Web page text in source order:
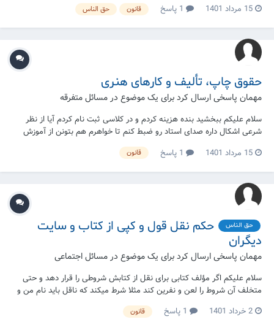
15 مرداد 1401
قانون حق الناس
حقوق چاپ، تألیف و کارهای هنری
مهمان پاسخی ارسال کرد برای یک موضوع در مسائل متفرقه
سلام علیکم ببخشید بنده هزینه کردم و در کلاسی ثبت نام کردم آیا از نظر
شرعی اشکال داره صدای استاد رو ضبط کنم تا خواهرم هم بتونن از آموزش
استفاده کنند ؟ اگر بله … آیا خودمم آموخته هامو یاد‌بدم مشکلی داره ؟
15 مرداد 1401 قانون
حق الناس
حکم نقل قول و کپی از کتاب و سایت
دیگران
مهمان پاسخی ارسال کرد برای یک موضوع در مسائل اجتماعی
سلام علیکم اگر مؤلف کتابی برای نقل از کتابش شروطی را قرار دهد و حتی
متخلف آن شروط را لعن و نفرین کند مثلا شرط میکند که ناقل باید نام من و
کتابم را هنگام نقل حتما باید ذکر کند ، و یا به همانگونه که نقل نموده ام نقل
کند نه با کم و زیاد و یا بگوید باید حدیث یا قول را از این کتاب کامل نقل کن...
2 خرداد 1401 قانون